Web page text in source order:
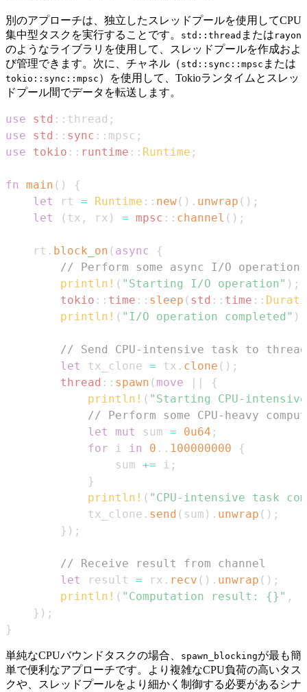
別のアプローチは、独立したスレッドプールを使用してCPU
集中型タスクを実行することです。
std::thread または rayon
のようなライブラリを使用して、スレッドプールを作成およ
び管理できます。次に、チャネル（ std::sync::mpsc または
tokio::sync::mpsc ）を使用して、Tokioランタイムとスレッ
ドプール間でデータを転送します。
use std :: thread ;
use
std :: sync :: mpsc ;
use
tokio :: runtime :: Runtime ;
fn main ( )
{
let
rt = Runtime :: new( ) . unwrap ( ) ;
let
( tx , rx ) = mpsc :: channel ( ) ;
    rt
. block_on ( async
{
// Perform some async I/O operations
println! ( "Starting I/O operation" ) ;
tokio :: time :: sleep ( std :: time ::
println! ( "I/O operation completed" )
// Send CPU-intensive task to
let
tx_clone = tx . clone ( ) ;
thread :: spawn ( move | |
{
println! ( "Starting CPU-
// Perform some CPU-heavy
let
mut sum = 0u64 ;
for i in 0 .. 100000000
{
                sum
+= i ;
}
println! ( "CPU-intensive task
            tx_clone
. send ( sum ) . unwrap ( ) ;
} ) ;
// Receive result from channel
let
result = rx . recv ( ) . unwrap ( ) ;
println! ( "Computation result: {}" ,
} ) ;
}
単純なCPUバウンドタスクの場合、 spawn_blockingが最も簡
単で便利なアプローチです。より複雑なCPU負荷の高いタス
クや、スレッドプールをより細かく制御する必要があるシナ